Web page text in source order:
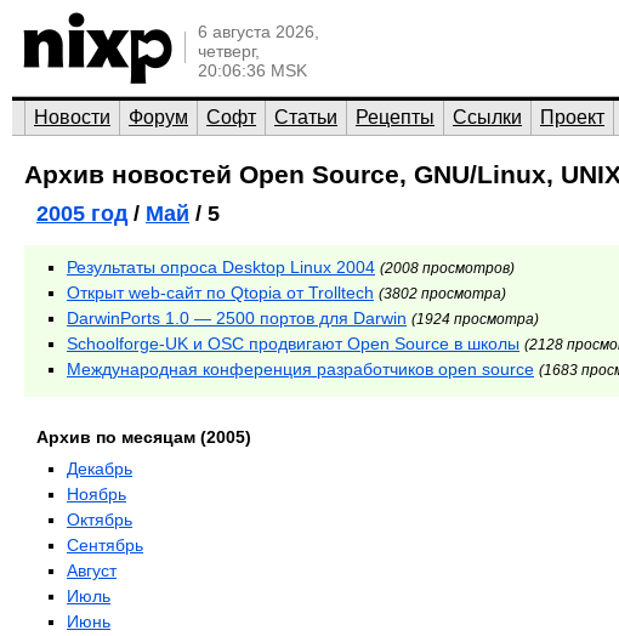
6 августа 2026,
четверг,
20:06:36 MSK
Новости Форум Софт Статьи Рецепты Ссылки Проект
Архив новостей Open Source, GNU/Linux,
2005 год/ Май / 5
Результаты опроса Desktop Linux 2004 (2008 просмотров)
Открыт web-сайт по Qtopia от Trolltech (3802 просмотра)
DarwinPorts 1.0 — 2500 портов для Darwin (1924 просмотра)
Schoolforge-UK и OSC продвигают Open Source в школы (2128
Международная конференция разработчиков open source (1683
Архив по месяцам (2005)
Декабрь
Ноябрь
Октябрь
Сентябрь
Август
Июль
Июнь